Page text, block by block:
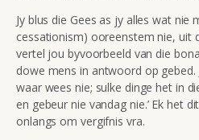
Jy blus die Gees as jy alles wat nie
cessationism) ooreenstem nie, uit
vertel jou byvoorbeeld van die
dowe mens in antwoord op gebed.
waar wees nie; sulke dinge het in
en gebeur nie vandag nie.’ Ek het
onlangs om vergifnis vra.